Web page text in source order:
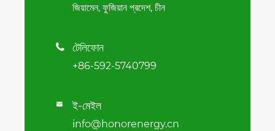
জিয়ামেন, ফুজিয়ান প্রদেশ, চীন
 টেলিফোন
+86-592-5740799
 ই-মেইল
info@honorenergy.cn